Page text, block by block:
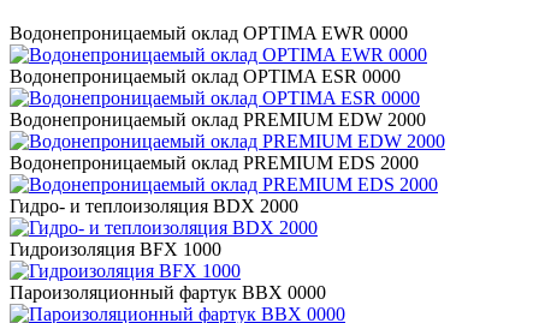
Водонепроницаемый оклад OPTIMA EWR 0000
Водонепроницаемый оклад OPTIMA ESR 0000
Водонепроницаемый оклад PREMIUM EDW 2000
Водонепроницаемый оклад PREMIUM EDS 2000
Гидро- и теплоизоляция BDX 2000
Гидроизоляция BFX 1000
Пароизоляционный фартук BBX 0000